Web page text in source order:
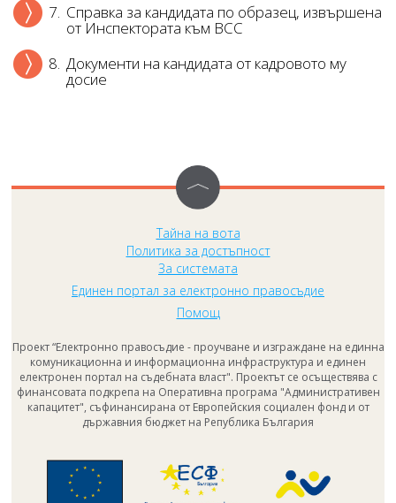
7. Справка за кандидата по образец, извършена
от Инспектората към ВСС
8. Документи на кандидата от кадровото му
досие
Тайна на вота
Политика за достъпност
За системата
Единен портал за електронно правосъдие
Помощ
Проект “Електронно правосъдие - проучване и изграждане на единна
комуникационна и информационна инфраструктура и единен
електронен портал на съдебната власт". Проектът се осъществява с
финансовата подкрепа на Оперативна програма "Административен
капацитет", съфинансирана от Европейския социален фонд и от
държавния бюджет на Република България